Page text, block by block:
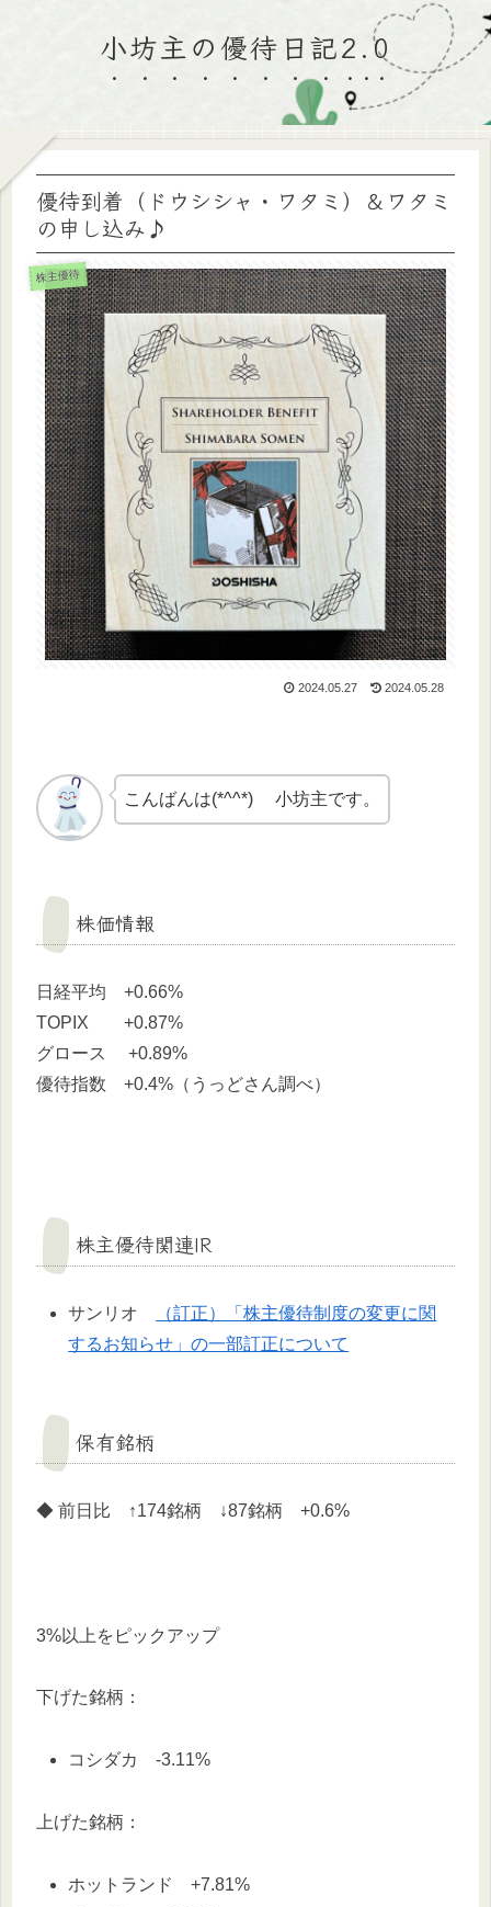
小坊主の優待日記2.0
優待到着（ドウシシャ・ワタミ）＆ワタミ
の申し込み♪
株主優待
2024.05.27 2024.05.28
こんばんは(*^^*) 小坊主です。
株価情報
日経平均 +0.66%
TOPIX +0.87%
グロース +0.89%
優待指数 +0.4%（うっどさん調べ）
株主優待関連IR
サンリオ
（訂正）「株主優待制度の変更に関
するお知らせ」の一部訂正について
保有銘柄
◆ 前日比 ↑174銘柄 ↓87銘柄 +0.6%
3%以上をピックアップ
下げた銘柄：
コシダカ -3.11%
上げた銘柄：
ホットランド +7.81%